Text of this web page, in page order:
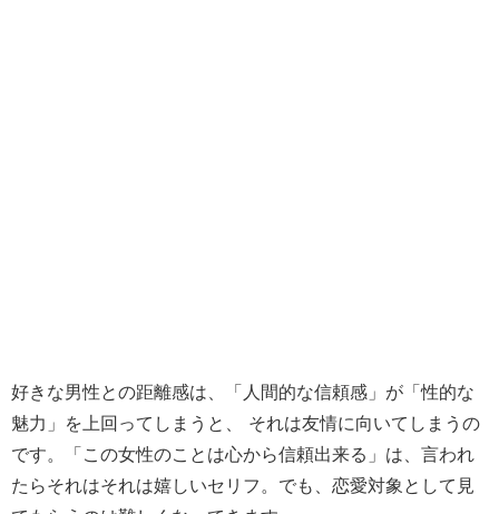
好きな男性との距離感は、「人間的な信頼感」が「性的な
魅力」を上回ってしまうと、 それは友情に向いてしまうの
です。「この女性のことは心から信頼出来る」は、言われ
たらそれはそれは嬉しいセリフ。でも、恋愛対象として見